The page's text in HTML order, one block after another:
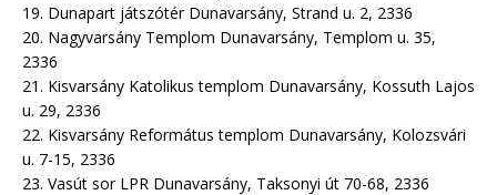
19. Dunapart játszótér Dunavarsány, Strand u. 2, 2336
20. Nagyvarsány Templom Dunavarsány, Templom u. 35,
2336
21. Kisvarsány Katolikus templom Dunavarsány, Kossuth Lajos
u. 29, 2336
22. Kisvarsány Református templom Dunavarsány, Kolozsvári
u. 7-15, 2336
23. Vasút sor LPR Dunavarsány, Taksonyi út 70-68, 2336